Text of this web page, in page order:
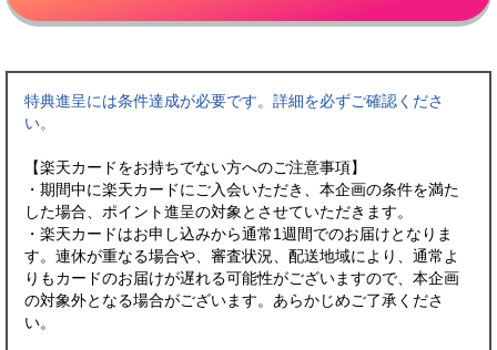
特典進呈には条件達成が必要です。詳細を必ずご確認くださ
い。
【楽天カードをお持ちでない方へのご注意事項】
・期間中に楽天カードにご入会いただき、本企画の条件を満た
した場合、ポイント進呈の対象とさせていただきます。
・楽天カードはお申し込みから通常1週間でのお届けとなりま
す。連休が重なる場合や、審査状況、配送地域により、通常よ
りもカードのお届けが遅れる可能性がございますので、本企画
の対象外となる場合がございます。あらかじめご了承くださ
い。